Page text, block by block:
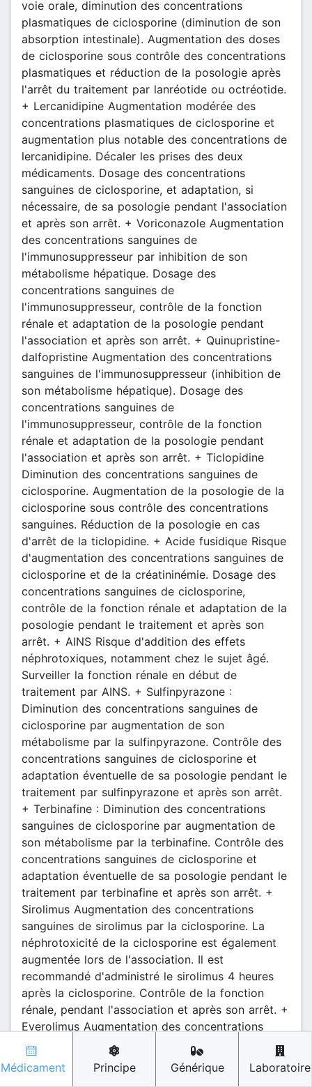
Médicament Principe Générique Laboratoire